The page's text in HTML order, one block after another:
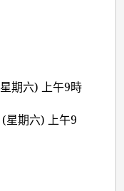
星期六) 上午9時
(星期六) 上午9